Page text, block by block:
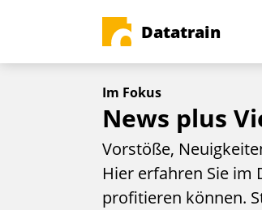
Datatrain
Im Fokus
News plus
Vorstöße,
Hier erfahren Sie im
profitieren können.